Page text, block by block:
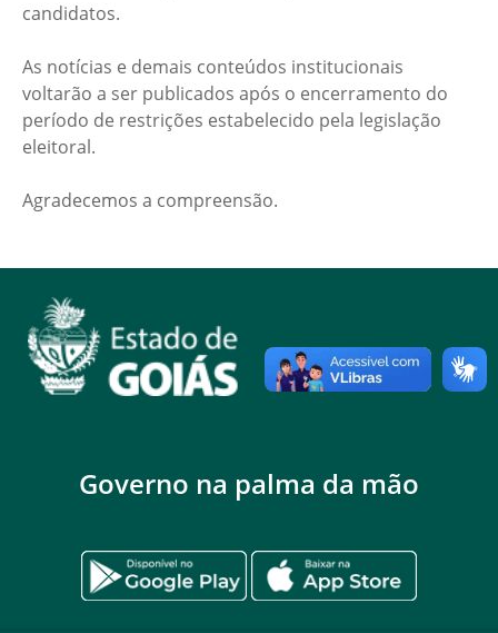
candidatos.
As notícias e demais conteúdos institucionais
voltarão a ser publicados após o encerramento do
período de restrições estabelecido pela legislação
eleitoral.
Agradecemos a compreensão.
Governo na palma da mão